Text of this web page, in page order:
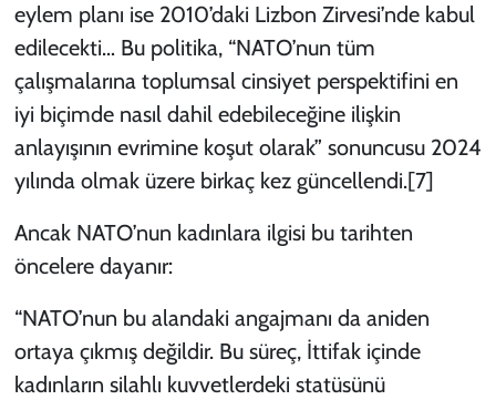
eylem planı ise 2010’daki Lizbon Zirvesi’nde kabul
edilecekti… Bu politika, “NATO’nun tüm
çalışmalarına toplumsal cinsiyet perspektifini en
iyi biçimde nasıl dahil edebileceğine ilişkin
anlayışının evrimine koşut olarak” sonuncusu 2024
yılında olmak üzere birkaç kez güncellendi.[7]
Ancak NATO’nun kadınlara ilgisi bu tarihten
öncelere dayanır:
“NATO’nun bu alandaki angajmanı da aniden
ortaya çıkmış değildir. Bu süreç, İttifak içinde
kadınların silahlı kuvvetlerdeki statüsünü